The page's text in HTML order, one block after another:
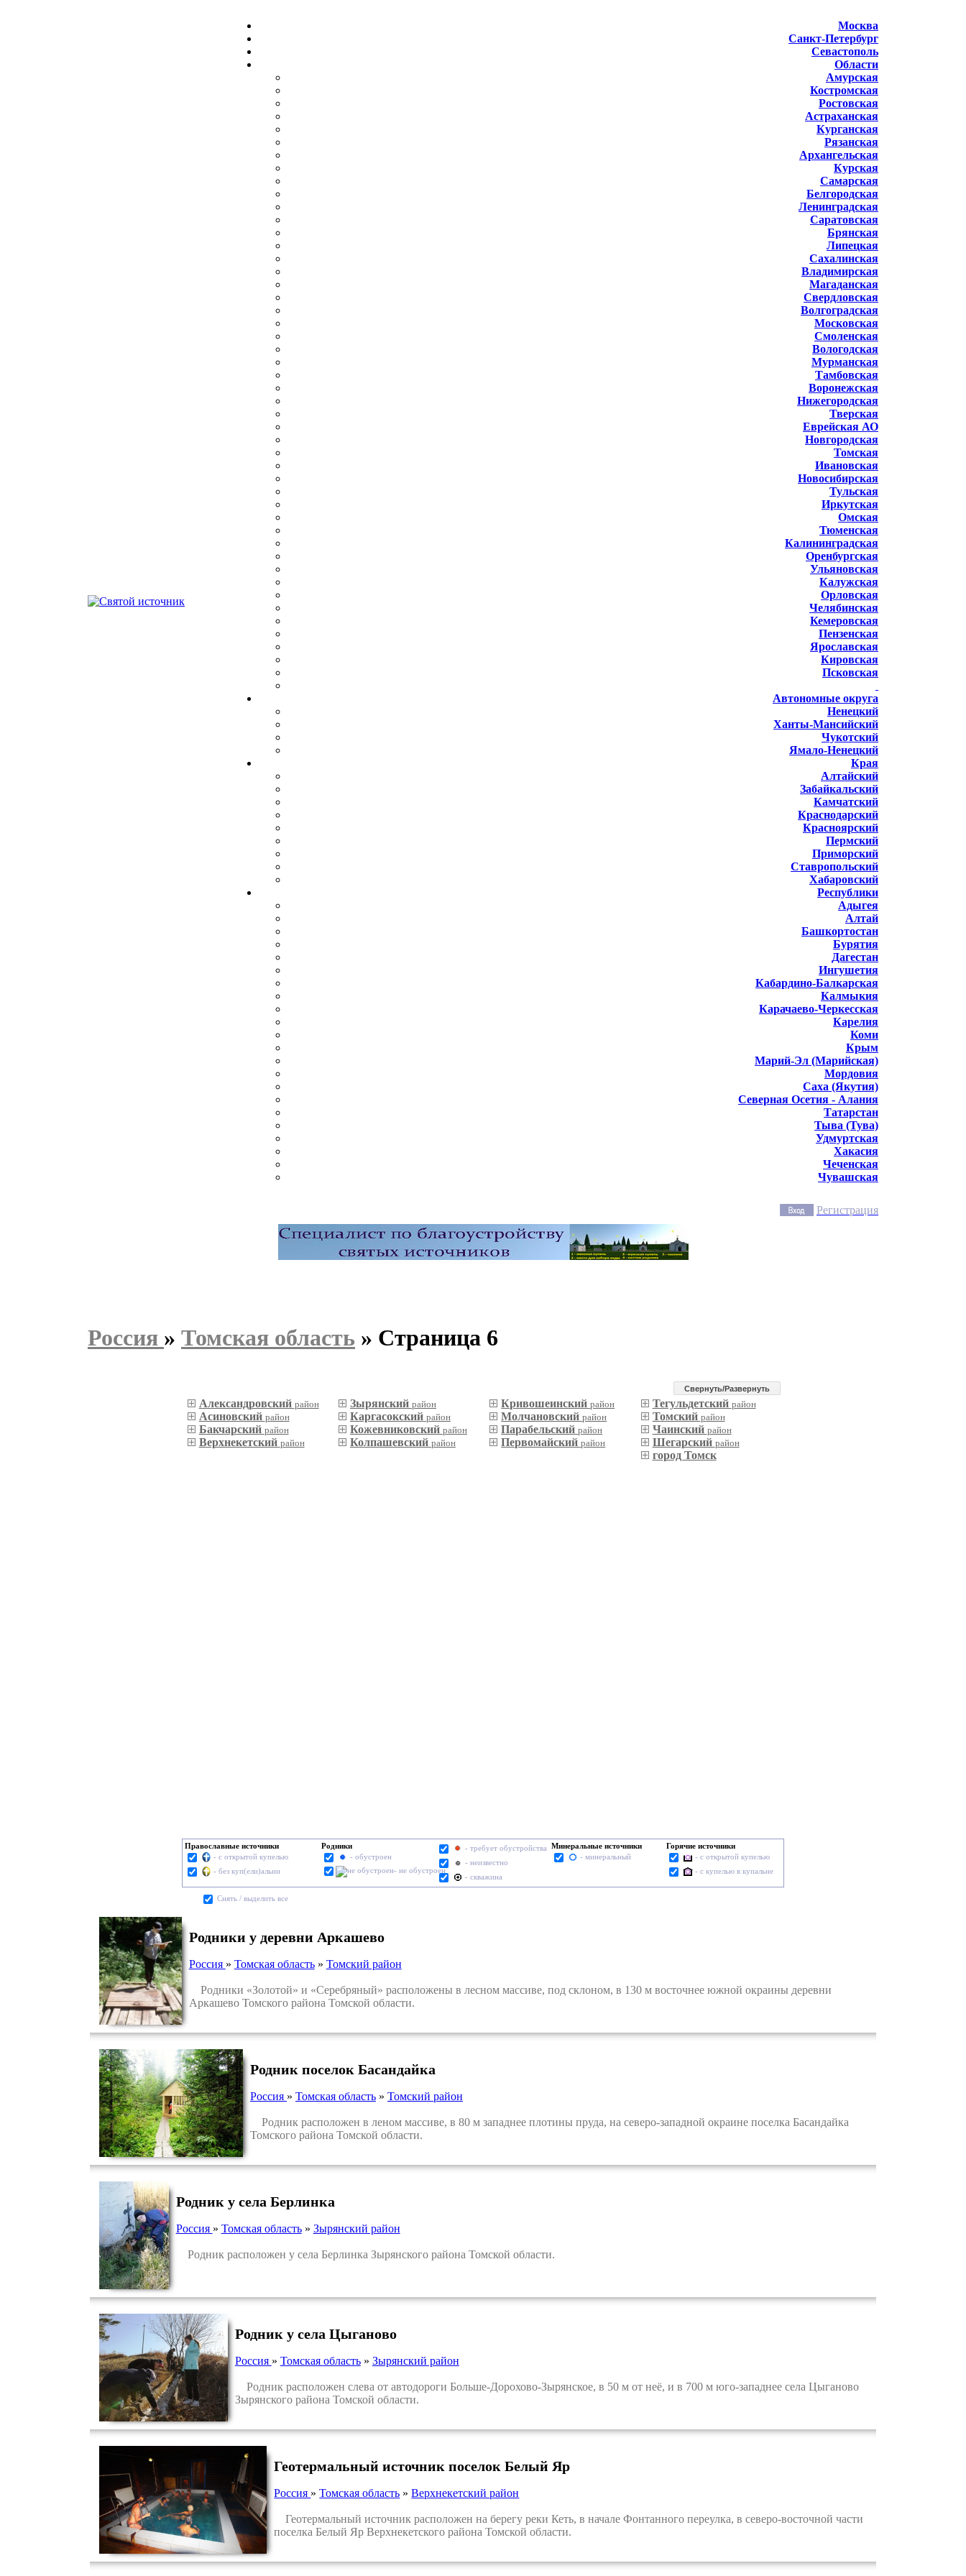
Москва
Санкт-Петербург
Севастополь
Области
Амурская
Костромская
Ростовская
Астраханская
Курганская
Рязанская
Архангельская
Курская
Самарская
Белгородская
Ленинградская
Саратовская
Брянская
Липецкая
Сахалинская
Владимирская
Магаданская
Свердловская
Волгоградская
Московская
Смоленская
Вологодская
Мурманская
Тамбовская
Воронежская
Нижегородская
Тверская
Еврейская АО
Новгородская
Томская
Ивановская
Новосибирская
Тульская
Иркутская
Омская
Тюменская
Калининградская
Оренбургская
Ульяновская
Калужская
Орловская
Челябинская
Кемеровская
Пензенская
Ярославская
Кировская
Псковская
Автономные округа
Ненецкий
Ханты-Мансийский
Чукотский
Ямало-Ненецкий
Края
Алтайский
Забайкальский
Камчатский
Краснодарский
Красноярский
Пермский
Приморский
Ставропольский
Хабаровский
Республики
Адыгея
Алтай
Башкортостан
Бурятия
Дагестан
Ингушетия
Кабардино-Балкарская
Калмыкия
Карачаево-Черкесская
Карелия
Коми
Крым
Марий-Эл (Марийская)
Мордовия
Саха (Якутия)
Северная Осетия - Алания
Татарстан
Тыва (Тува)
Удмуртская
Хакасия
Чеченская
Чувашская
Регистрация
Россия » Томская область » Страница 6
Cвернуть/Развернуть
Александровский район
Асиновский район
Бакчарский район
Верхнекетский район
Зырянский район
Каргасокский район
Кожевниковский район
Колпашевский район
Кривошеинскийрайон
Молчановскийрайон
Парабельскийрайон
Первомайскийрайон
Тегульдетский район
Томский район
Чаинский район
Шегарский район
город Томск
Православные источники
- с открытой купелью
- без куп(ели)альни
Родники
- обустроен
- не обустроен
- требует обустройства
- неизвестно
- скважина
Минеральные источники
- минеральный
Горячие источники
- с открытой купелью
- с купелью в купальне
Cнять / выделить все
Родники у деревни Аркашево
Россия » Томская область» Томский район
Родники «Золотой» и «Серебряный» расположены в лесном массиве, под склоном, в 130 м восточнее южной окраины деревни
Аркашево Томского района Томской области.
Родник поселок Басандайка
Россия » Томская область » Томский район
Родник расположен в леном массиве, в 80 м западнее плотины пруда, на северо-западной окраине поселка Басандайка
Томского района Томской области.
Родник у села Берлинка
Россия » Томская область» Зырянский район
Родник расположен у села Берлинка Зырянского района Томской области.
Родник у села Цыганово
Россия » Томская область» Зырянский район
Родник расположен слева от автодороги Больше-Дорохово-Зырянское, в 50 м от неё, и в 700 м юго-западнее села Цыганово
Зырянского района Томской области.
Геотермальный источник поселок Белый Яр
Россия »Томская область »Верхнекетский район
Геотермальный источник расположен на берегу реки Кеть, в начале Фонтанного переулка, в северо-восточной части
поселка Белый Яр Верхнекетского района Томской области.